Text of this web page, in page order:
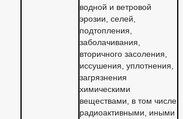
водной и ветровой
эрозии, селей,
подтопления,
заболачивания,
вторичного засоления,
иссушения, уплотнения,
загрязнения
химическими
веществами, в том числе
радиоактивными, иными